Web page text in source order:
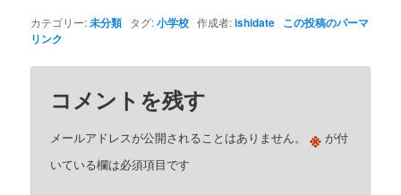
カテゴリー:未分類 タグ:小学校 作成者:ishidate この投稿のパーマ
リンク
コメントを残す
メールアドレスが公開されることはありません。 ※ が付
いている欄は必須項目です